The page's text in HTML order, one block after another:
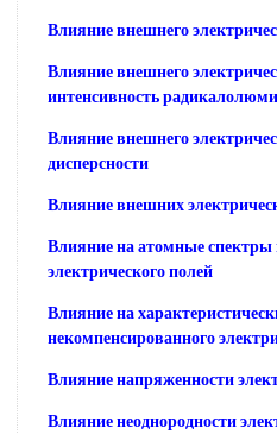
Влияние внешнего
Влияние внешнего
интенсивность
Влияние внешнего
дисперсности
Влияние внешних
Влияние на атомные
электрического полей
Влияние на
некомпенсированного
Влияние напряженности
Влияние неоднородности